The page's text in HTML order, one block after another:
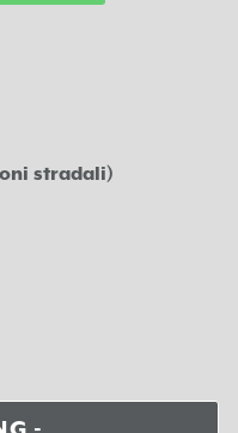
stradali)